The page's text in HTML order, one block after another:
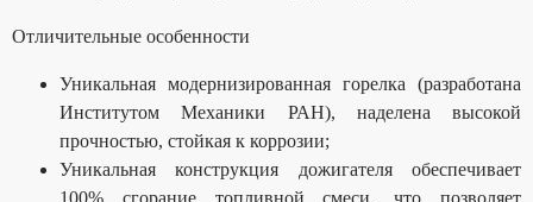
Отличительные особенности
Уникальная модернизированная горелка (разработана
Институтом Механики РАН), наделена высокой
прочностью, стойкая к коррозии;
Уникальная конструкция дожигателя обеспечивает
100% сгорание топливной смеси, что позволяет